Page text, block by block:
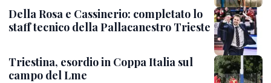
Della Rosa e Cassinerio: completato lo
staff tecnico della Pallacanestro Trieste
Triestina, esordio in Coppa Italia sul
campo del Lme